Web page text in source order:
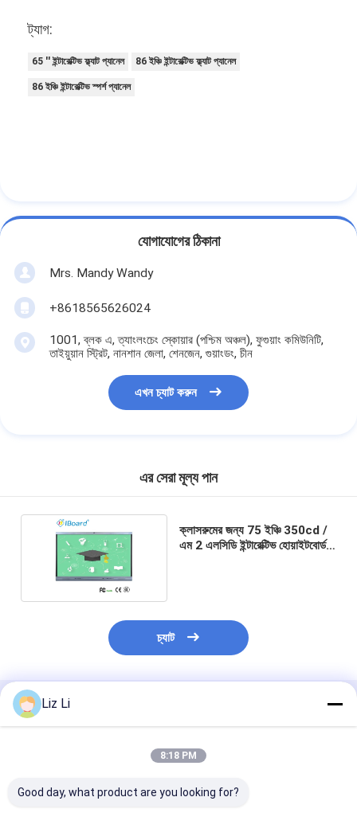
ট্যাগ:
65 '' ইন্টারেক্টিভ ফ্ল্যাট প্যানেল 86 ইঞ্চি ইন্টারেক্টিভ ফ্ল্যাট প্যানেল
86 ইঞ্চি ইন্টারেক্টিভ স্পর্শ প্যানেল
যোগাযোগের ঠিকানা
Mrs. Mandy Wandy
+8618565626024
1001, ব্লক এ, ত্যাংলংচেং স্কোয়ার (পশ্চিম অঞ্চল), ফুগুয়াং কমিউনিটি,
তাইয়ুয়ান স্ট্রিট, নানশান জেলা, শেনজেন, গুয়াংডং, চীন
এখন চ্যাট করুন
এর সেরা মূল্য পান
ক্লাসরুমের জন্য 75 ইঞ্চি 350cd /
এম 2 এলসিডি ইন্টারেক্টিভ হোয়াইটবোর্ড
চ্যাট
প্রস্তাবিত পণ্য
Liz Li
8:18 PM
Good day, what product are you looking for?